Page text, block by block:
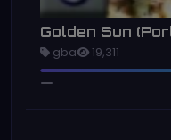
Golden Sun
gba 19,311